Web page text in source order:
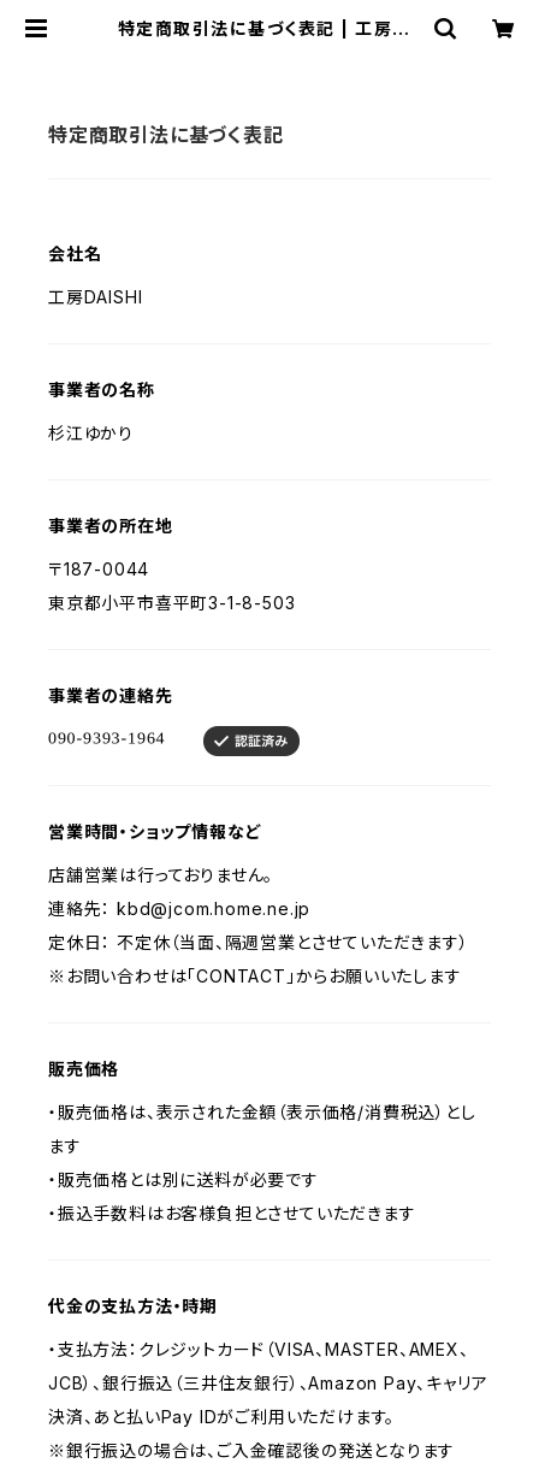
特定商取引法に基づく表記 | 工房DA
特定商取引法に基づく表記
会社名
工房DAISHI
事業者の名称
杉江ゆかり
事業者の所在地
〒187-0044
東京都小平市喜平町3-1-8-503
事業者の連絡先
営業時間・ショップ情報など
店舗営業は行っておりません。
連絡先： kbd@jcom.home.ne.jp
定休日： 不定休（当面、隔週営業とさせていただきます）
※お問い合わせは「CONTACT」からお願いいたします
販売価格
・販売価格は、表示された金額（表示価格/消費税込）とし
ます
・販売価格とは別に送料が必要です
・振込手数料はお客様負担とさせていただきます
代金の支払方法・時期
・支払方法：クレジットカード（VISA、MASTER、AMEX、
JCB）、銀行振込（三井住友銀行）、Amazon Pay、キャリア
決済、あと払いPay IDがご利用いただけます。
※銀行振込の場合は、ご入金確認後の発送となります